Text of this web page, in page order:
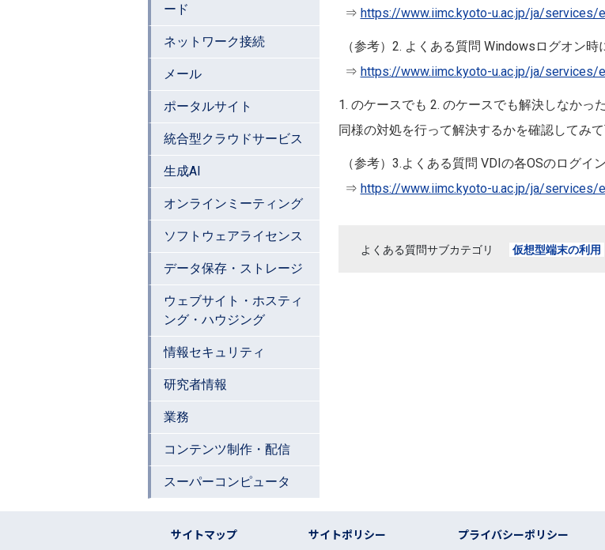
ード
ネットワーク接続
メール
ポータルサイト
統合型クラウドサービス
生成AI
オンラインミーティング
ソフトウェアライセンス
データ保存・ストレージ
ウェブサイト・ホスティ
ング・ハウジング
情報セキュリティ
研究者情報
業務
コンテンツ制作・配信
スーパーコンピュータ
⇒ https://www.iimc.kyoto-u.ac.jp/ja/
（参考）2. よくある質問 Windowsログオン
⇒ https://www.iimc.kyoto-u.ac.jp/ja/
1. のケースでも 2. のケースでも解決しなかっ
同様の対処を行って解決するかを確認してみて
（参考）3.よくある質問 VDIの各OSのログイ
⇒ https://www.iimc.kyoto-u.ac.jp/ja/
よくある質問サブカテゴリ 仮想型端末の利用
フッター リンク
サイトマップ サイトポリシー プライバシーポリシー